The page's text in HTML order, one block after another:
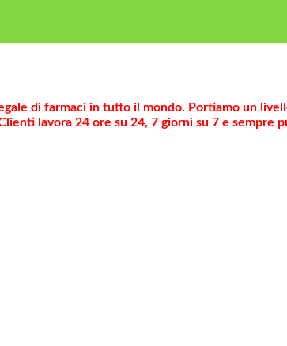
di farmaci in tutto il mondo. Portiamo un
lavora 24 ore su 24, 7 giorni su 7 e sempre